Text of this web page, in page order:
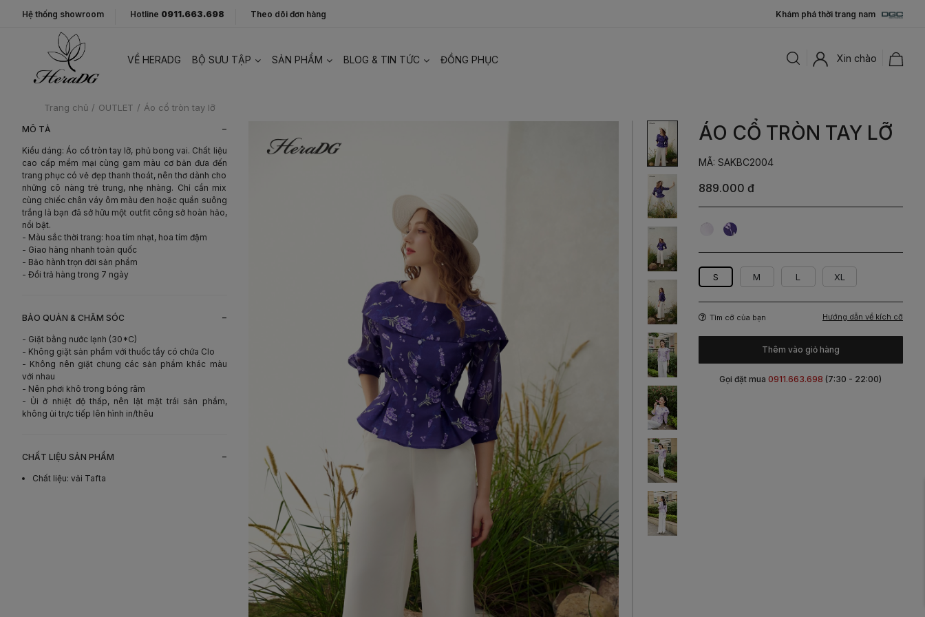
Hệ thống showroom Hotline 0911.663.698 Theo dõi đơn hàng Khám phá thời trang nam
VỀ HERADG BỘ SƯU TẬP SẢN PHẨM BLOG & TIN TỨC ĐỒNG PHỤC Xin chào
Trang chủ / OUTLET / Áo cổ tròn tay lỡ
MÔ TẢ -
Kiểu dáng: Áo cổ tròn tay lỡ, phủ bong vai. Chất liệu
cao cấp mềm mại cùng gam màu cơ bản đưa đến
trang phục có vẻ đẹp thanh thoát, nên thơ dành cho
những cô nàng trẻ trung, nhẹ nhàng. Chỉ cần mix
cùng chiếc chân váy ôm màu đen hoặc quần suông
trắng là bạn đã sở hữu một outfit công sở hoàn hảo,
nổi bật.
- Màu sắc thời trang: hoa tím nhạt, hoa tím đậm
- Giao hàng nhanh toàn quốc
- Bảo hành trọn đời sản phẩm
- Đổi trả hàng trong 7 ngày
BẢO QUẢN & CHĂM SÓC -
- Giặt bằng nước lạnh (30*C)
- Không giặt sản phẩm với thuốc tẩy có chứa Clo
- Không nên giặt chung các sản phẩm khác màu
với nhau
- Nên phơi khô trong bóng râm
- Ủi ở nhiệt độ thấp, nên lật mặt trái sản phẩm,
không ủi trực tiếp lên hình in/thêu
CHẤT LIỆU SẢN PHẨM -
Chất liệu: vải Tafta
ÁO CỔ TRÒN TAY LỠ
MÃ: SAKBC2004
889.000 đ
nhạt
Hoa
Đậm
S M L XL
Tìm cỡ của bạn Hướng dẫn về kích cỡ
Thêm vào giỏ hàng
Gọi đặt mua0911.663.698 (7:30 - 22:00)